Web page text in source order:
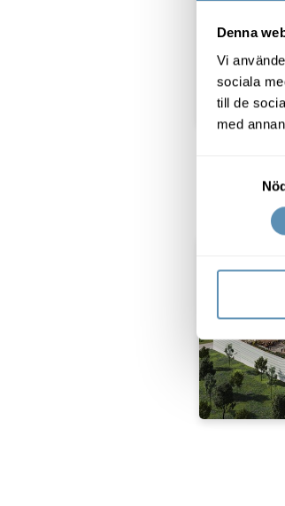
Denna
Vi
sociala
till de
med